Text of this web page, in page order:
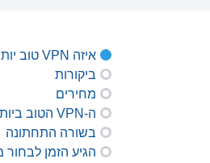
איזה VPN טוב יותר?
ביקורות
מחירים
ה-VPN הטוב ביותר לפי קטגוריה
בשורה התחתונה
הגיע הזמן לבחור